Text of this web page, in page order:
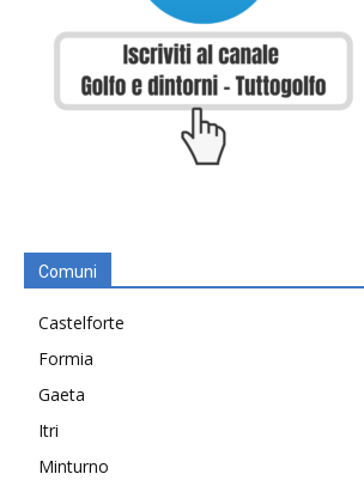
Comuni
Castelforte
Formia
Gaeta
Itri
Minturno